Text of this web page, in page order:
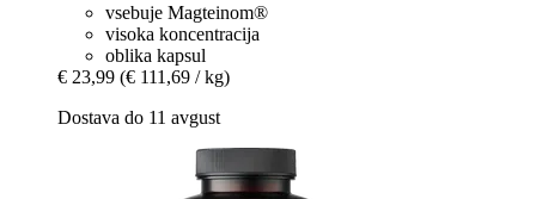
vsebuje Magteinom®
visoka koncentracija
oblika kapsul
€ 23,99 (€ 111,69 / kg)
Dostava do 11 avgust